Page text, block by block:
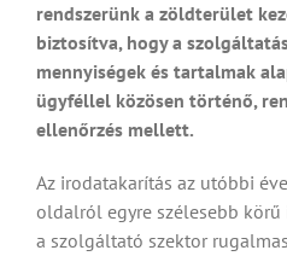
rendszerünk a zöldterület
biztosítva, hogy a
mennyiségek és tartalmak
ügyféllel közösen történő,
ellenőrzés mellett.
Az irodatakarítás az utóbbi
oldalról egyre szélesebb körű
a szolgáltató szektor